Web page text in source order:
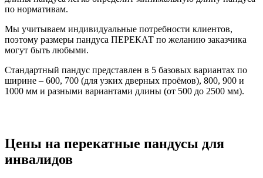
по нормативам.
Мы учитываем индивидуальные потребности клиентов,
поэтому размеры пандуса ПЕРЕКАТ по желанию заказчика
могут быть любыми.
Стандартный пандус представлен в 5 базовых вариантах по
ширине – 600, 700 (для узких дверных проёмов), 800, 900 и
1000 мм и разными вариантами длины (от 500 до 2500 мм).
Цены на перекатные пандусы для
инвалидов